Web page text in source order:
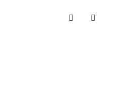
whatsapp